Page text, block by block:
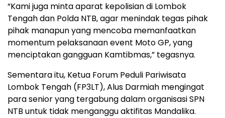
“Kami juga minta aparat kepolisian di Lombok
Tengah dan Polda NTB, agar menindak tegas pihak
pihak manapun yang mencoba memanfaatkan
momentum pelaksanaan event Moto GP, yang
menciptakan gangguan Kamtibmas,” tegasnya.
Sementara itu, Ketua Forum Peduli Pariwisata
Lombok Tengah (FP3LT), Alus Darmiah mengingat
para senior yang tergabung dalam organisasi SPN
NTB untuk tidak menganggu aktifitas Mandalika.